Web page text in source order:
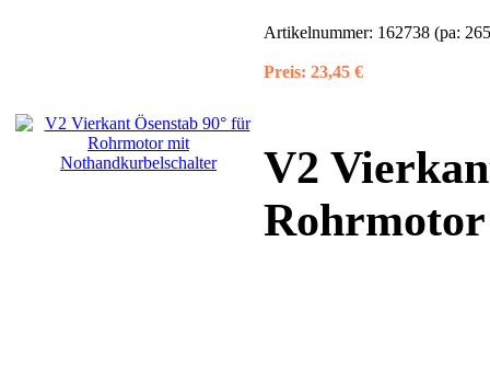
Artikelnummer: 162738 (pa:
Preis: 23,45 €
V2